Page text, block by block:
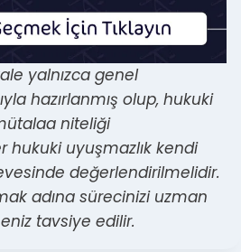
yalnızca genel
hazırlanmış olup, hukuki
niteliği
hukuki uyuşmazlık kendi
değerlendirilmelidir.
adına sürecinizi uzman
tavsiye edilir.